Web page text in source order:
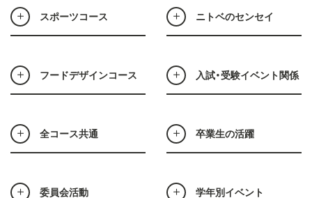
スポーツコース ニトベのセンセイ
フードデザインコース 入試・受験イベント関係
全コース共通 卒業生の活躍
委員会活動 学年別イベント